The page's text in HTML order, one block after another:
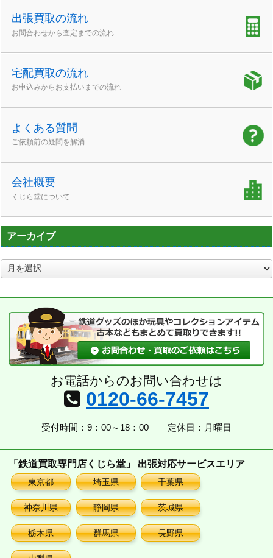
出張買取の流れ
お問合わせから査定までの流れ
宅配買取の流れ
お申込みからお支払いまでの流れ
よくある質問
ご依頼前の疑問を解消
会社概要
くじら堂について
アーカイブ
ア
ー
ブ
お電話からのお問い合わせは
0120-66-7457
受付時間：9：00～18：00 定休日：月曜日
「鉄道買取専門店くじら堂」 出張対応サービスエリア
東京都 埼玉県 千葉県
神奈川県 静岡県 茨城県
栃木県 群馬県 長野県